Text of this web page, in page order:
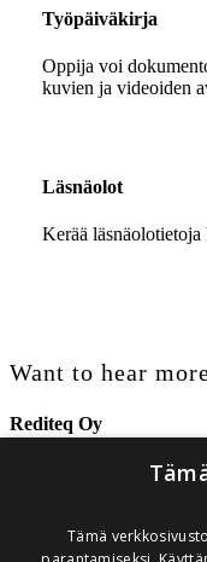
Työpäiväkirja
Oppija voi
kuvien ja videoiden
Läsnäolot
Kerää
Want to hear
Rediteq Oy
Aninkaistenkatu 14 B 35
(5. kerros.)
Tämä